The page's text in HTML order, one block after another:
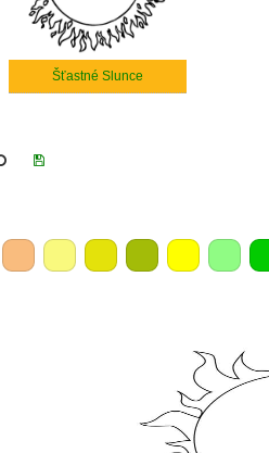
Šťastné Slunce